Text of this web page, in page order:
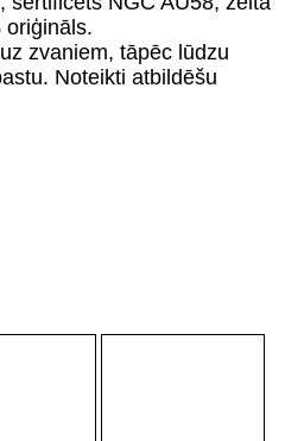
oriģināls.
zvaniem, tāpēc lūdzu
Noteikti atbildēšu